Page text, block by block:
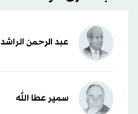
عبد الرحمن الراشد
سمير عطا الله